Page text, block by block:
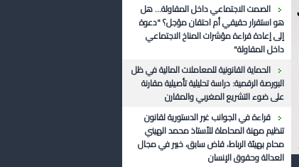
الصمت الاجتماعي داخل المقاولة... هل
هو استقرار حقيقي أم احتقان مؤجل؟ "دعوة
إلى إعادة قراءة مؤشرات المناخ الاجتماعي
داخل المقاولة"
الحماية القانونية للمعاملات المالية في ظل
البورصة الرقمية: دراسة تحليلية تأصيلية مقارنة
على ضوء التشريع المغربي والمقارن
قراءة في الجوانب غير الدستورية لقانون
تنظيم مهنة المحاماة للأستاذ محمد الهيني
محام بهيئة الرباط، قاض سابق، خبير في مجال
العدالة وحقوق الإنسان